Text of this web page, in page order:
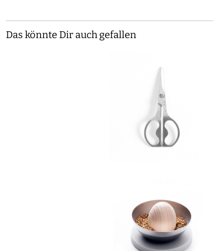
Das könnte Dir auch gefallen